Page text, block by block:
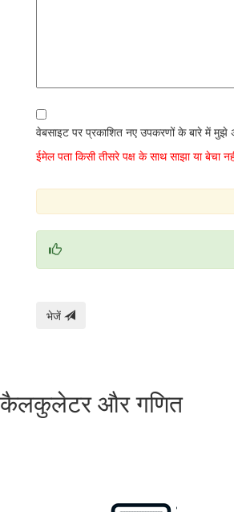
वेबसाइट पर प्रकाशित नए उपकरणों के बारे में
ईमेल पता किसी तीसरे पक्ष के साथ साझा या बेचा
भेजें
कैलकुलेटर और गणित